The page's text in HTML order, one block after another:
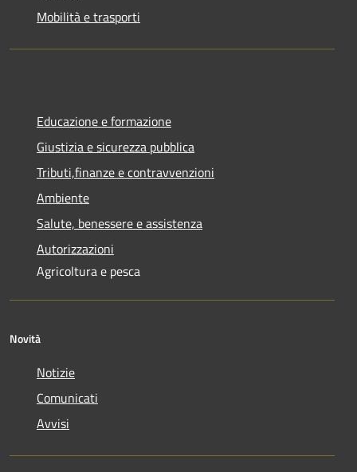
Mobilità e trasporti
Educazione e formazione
Giustizia e sicurezza pubblica
Tributi,finanze e contravvenzioni
Ambiente
Salute, benessere e assistenza
Autorizzazioni
Agricoltura e pesca
Novità
Notizie
Comunicati
Avvisi